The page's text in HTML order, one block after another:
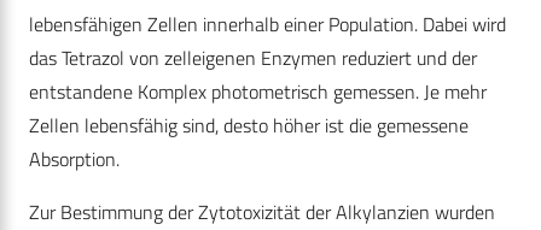
lebensfähigen Zellen innerhalb einer Population. Dabei wird
das Tetrazol von zelleigenen Enzymen reduziert und der
entstandene Komplex photometrisch gemessen. Je mehr
Zellen lebensfähig sind, desto höher ist die gemessene
Absorption.
Zur Bestimmung der Zytotoxizität der Alkylanzien wurden